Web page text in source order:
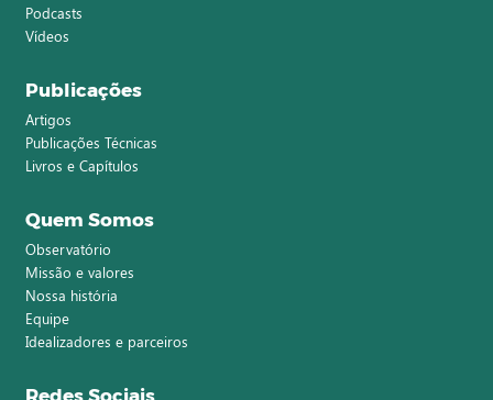
Podcasts
Vídeos
Publicações
Artigos
Publicações Técnicas
Livros e Capítulos
Quem Somos
Observatório
Missão e valores
Nossa história
Equipe
Idealizadores e parceiros
Redes Sociais